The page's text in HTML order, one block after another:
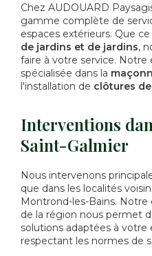
Chez AUDOUARD
gamme complète de
espaces extérieurs. Que
de jardins et de jardins,
faire à votre service.
spécialisée dans la
l'installation de clôtures
Interventions
Saint-Galmier
Nous intervenons
que dans les localités
Montrond-les-Bains. Notre
de la région nous permet
solutions adaptées à
respectant les normes de